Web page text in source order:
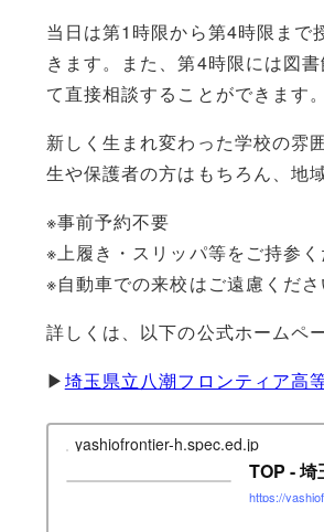
当日は第1時限から第4時限まで
きます。また、第4時限には図
て直接相談することができます。
新しく生まれ変わった学校の雰
生や保護者の方はもちろん、地
※事前予約不要
※上履き・スリッパ等をご持参
※自動車での来校はご遠慮くださ
詳しくは、以下の公式ホームペ
▶埼玉県立八潮フロンティア高
yashiofrontier-h.spec.ed.jp
TOP - 埼
https://